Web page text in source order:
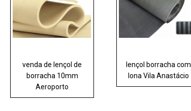
venda de lençol de
borracha 10mm
Aeroporto
lençol borracha com
lona Vila Anastácio